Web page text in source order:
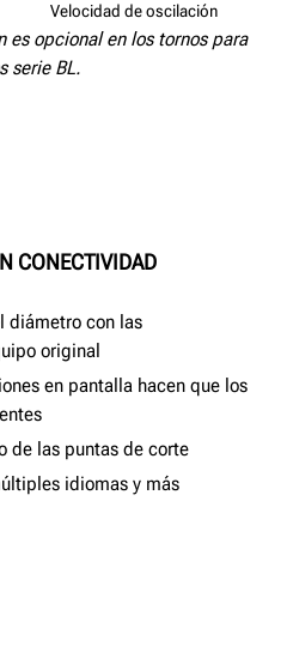
Velocidad de oscilación
es opcional en los tornos para
serie BL.
CONECTIVIDAD
diámetro con las
original
en pantalla hacen que los
de las puntas de corte
idiomas y más